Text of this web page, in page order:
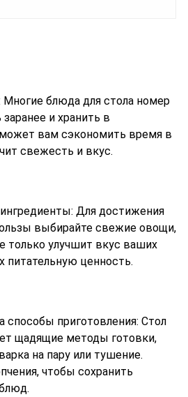
Многие блюда для стола номер
и хранить в
вам сэкономить время в
свежесть и вкус.
Для достижения
выбирайте свежие овощи,
только улучшит вкус ваших
питательную ценность.
способы приготовления: Стол
щадящие методы готовки,
на пару или тушение.
чтобы сохранить